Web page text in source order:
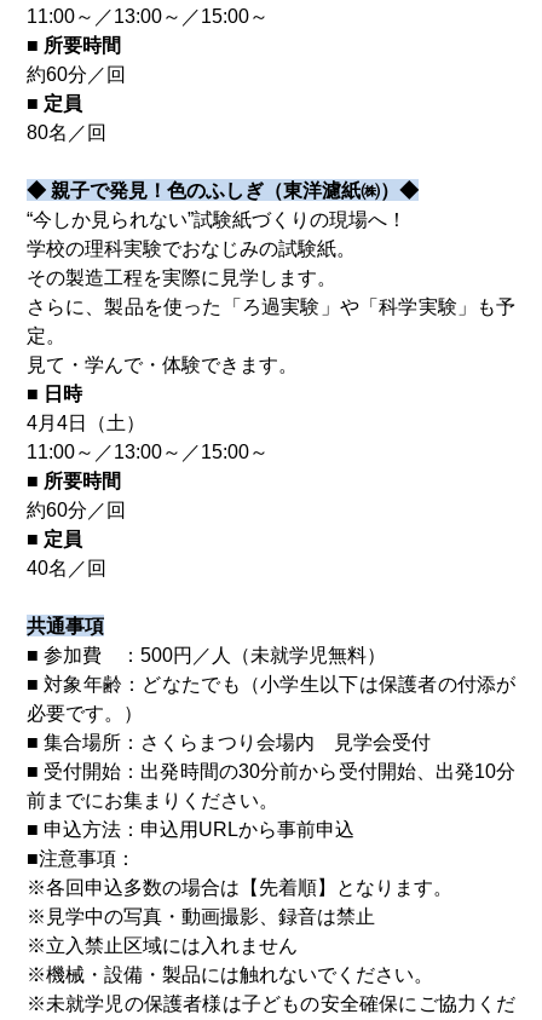
11:00～／13:00～／15:00～
■ 所要時間
約60分／回
■ 定員
80名／回
◆ 親子で発見！色のふしぎ（東洋濾紙㈱）◆
“今しか見られない”試験紙づくりの現場へ！
学校の理科実験でおなじみの試験紙。
その製造工程を実際に見学します。
さらに、製品を使った「ろ過実験」や「科学実験」も予
定。
見て・学んで・体験できます。
■ 日時
4月4日（土）
11:00～／13:00～／15:00～
■ 所要時間
約60分／回
■ 定員
40名／回
共通事項
■ 参加費 ：500円／人（未就学児無料）
■ 対象年齢：どなたでも（小学生以下は保護者の付添が
必要です。）
■ 集合場所：さくらまつり会場内 見学会受付
■ 受付開始：出発時間の30分前から受付開始、出発10分
前までにお集まりください。
■ 申込方法：申込用URLから事前申込
■注意事項：
※各回申込多数の場合は【先着順】となります。
※見学中の写真・動画撮影、録音は禁止
※立入禁止区域には入れません
※機械・設備・製品には触れないでください。
※未就学児の保護者様は子どもの安全確保にご協力くだ